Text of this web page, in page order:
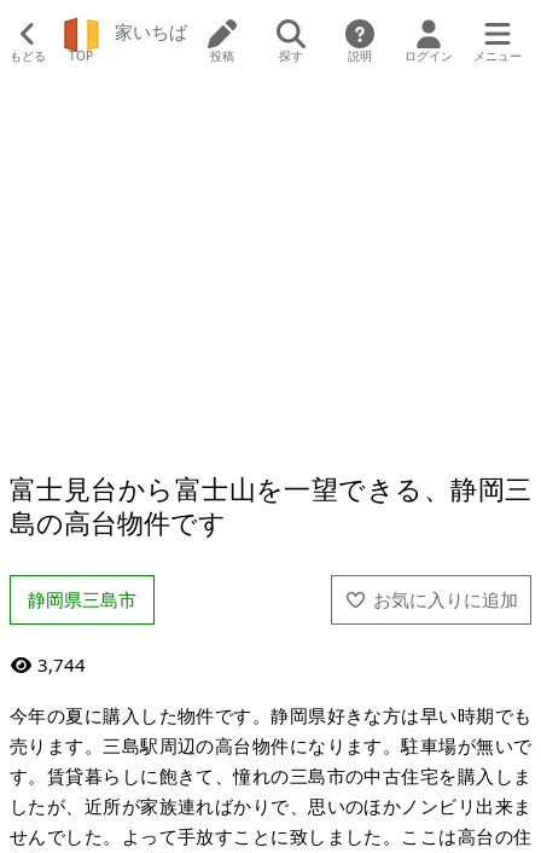
もどる TOP
家いちば
投稿 探す 説明 ログイン メニュー
富士見台から富士山を一望できる、静岡三
島の高台物件です
静岡県三島市
3,744
今年の夏に購入した物件です。静岡県好きな方は早い時期でも
売ります。三島駅周辺の高台物件になります。駐車場が無いで
す。賃貸暮らしに飽きて、憧れの三島市の中古住宅を購入しま
したが、近所が家族連ればかりで、思いのほかノンビリ出来ま
せんでした。よって手放すことに致しました。ここは高台の住